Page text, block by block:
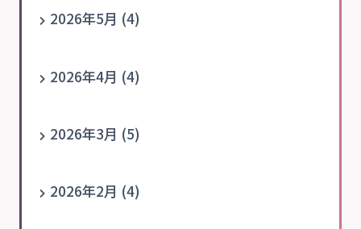
2026年5月 (4)
2026年4月 (4)
2026年3月 (5)
2026年2月 (4)